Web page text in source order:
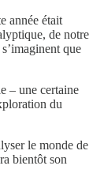
année était
de notre
que
– une certaine
du
le monde de
bientôt son